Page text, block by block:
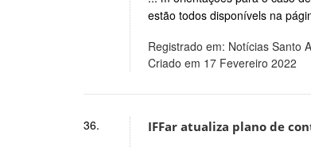
estão todos disponívels na
Registrado em: Notícias Santo
Criado em 17 Fevereiro 2022
IFFar atualiza plano de
36.